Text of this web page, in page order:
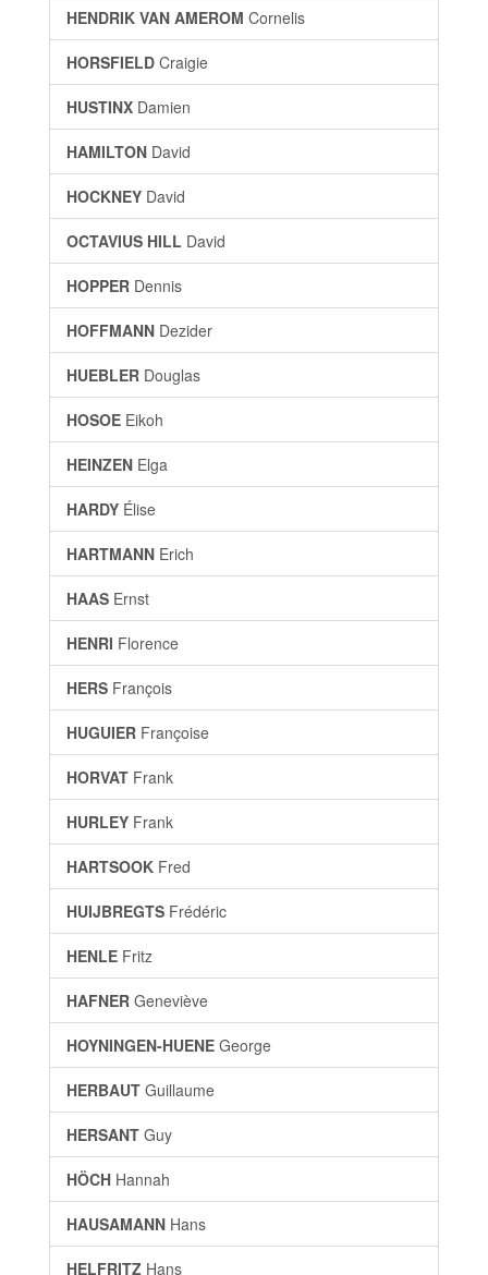
HENDRIK VAN AMEROM Cornelis
HORSFIELD Craigie
HUSTINX Damien
HAMILTON David
HOCKNEY David
OCTAVIUS HILL David
HOPPER Dennis
HOFFMANN Dezider
HUEBLER Douglas
HOSOE Eikoh
HEINZEN Elga
HARDY Élise
HARTMANN Erich
HAAS Ernst
HENRI Florence
HERS François
HUGUIER Françoise
HORVAT Frank
HURLEY Frank
HARTSOOK Fred
HUIJBREGTS Frédéric
HENLE Fritz
HAFNER Geneviève
HOYNINGEN-HUENE George
HERBAUT Guillaume
HERSANT Guy
HÖCH Hannah
HAUSAMANN Hans
HELFRITZ Hans